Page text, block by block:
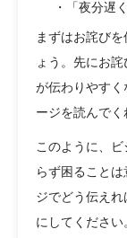
・「夜分遅
まずはお詫び
ょう。先にお
が伝わりやす
ージを読んでく
このように、
らず困ること
ジでどう伝え
にしてくださ